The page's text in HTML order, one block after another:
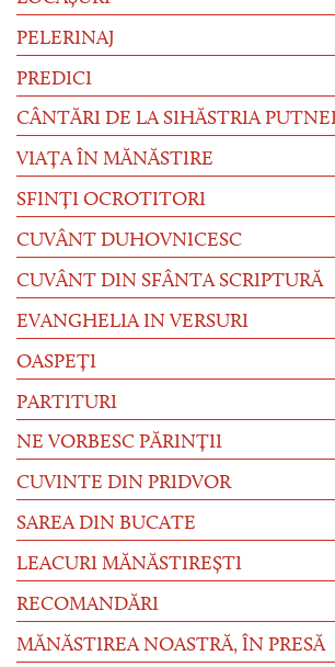
PELERINAJ
PREDICI
CÂNTĂRI DE LA SIHĂSTRIA
VIAȚA ÎN MĂNĂSTIRE
SFINȚI OCROTITORI
CUVÂNT DUHOVNICESC
CUVÂNT DIN SFÂNTA SCRIPTURĂ
EVANGHELIA IN VERSURI
OASPEȚI
PARTITURI
NE VORBESC PĂRINȚII
CUVINTE DIN PRIDVOR
SAREA DIN BUCATE
LEACURI MĂNĂSTIREȘTI
RECOMANDĂRI
MĂNĂSTIREA NOASTRĂ, ÎN PRESĂ